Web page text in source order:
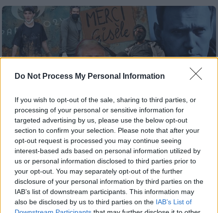
Do Not Process My Personal Information
If you wish to opt-out of the sale, sharing to third parties, or
processing of your personal or sensitive information for
targeted advertising by us, please use the below opt-out
section to confirm your selection. Please note that after your
opt-out request is processed you may continue seeing
interest-based ads based on personal information utilized by
us or personal information disclosed to third parties prior to
your opt-out. You may separately opt-out of the further
disclosure of your personal information by third parties on the
IAB’s list of downstream participants. This information may
also be disclosed by us to third parties on the IAB’s List of
Κόσμος|31.12.2024 15:00
Αποχαιρετώντας το 2024: Τα διεθνή
γεγονότα και πρόσωπα που σημάδεψαν
τη χρονιά που τελειώνει